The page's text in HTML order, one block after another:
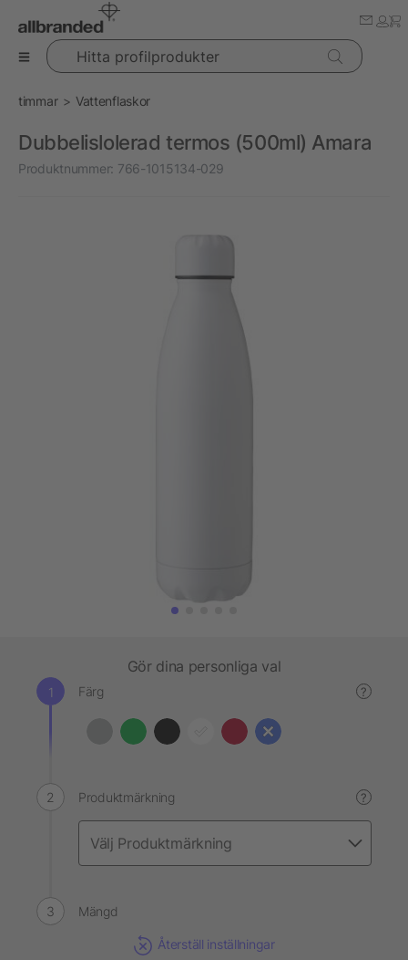
Hitta profilprodukter
timmar Vattenflaskor
Dubbelislolerad termos (500ml) Amara
Produktnummer: 766-1015134-029
Gör dina personliga val
Färg ?
Produktmärkning ?
Mängd
Återställ inställningar